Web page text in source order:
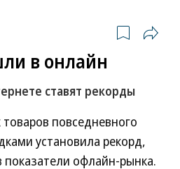
в онлайн
ставят рекорды
повседневного
установила рекорд,
показатели офлайн-рынка.